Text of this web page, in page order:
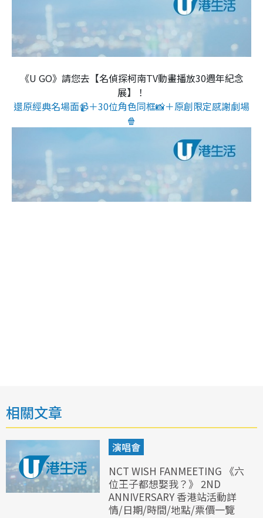
《U GO》請您去【名偵探柯南TV動畫播放30週年紀念
展】！
還原經典名場面📹＋30位角色同框📸＋原創限定感謝劇場
🍿
相關文章
演唱會
NCT WISH FANMEETING 《六
位王子都想娶我？》 2ND
ANNIVERSARY 香港站活動詳
情/日期/時間/地點/票價一覽